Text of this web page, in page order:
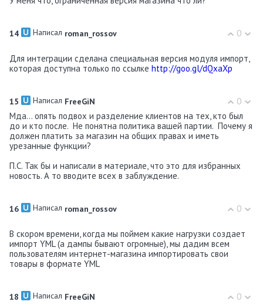
0
14 Написал roman_rossov
Для интеграции сделана специальная версия модуля импорт,
которая доступна только по ссылке http://goo.gl/dQxaXp
0
15 Написал FreeGiN
Мда... опять подвох и разделение клиентов на тех, кто был
до и кто после. Не понятна политика вашей партии. Почему я
должен платить за магазин на общих правах и иметь
урезанные функции?
П.С. Так бы и написали в материале, что это для избранных
новость. А то вводите всех в заблуждение.
0
16 Написал roman_rossov
В скором времени, когда мы поймем какие нагрузки создает
импорт YML (а дампы бывают огромные), мы дадим всем
пользователям интернет-магазина импортировать свои
товары в формате YML
0
18 Написал FreeGiN